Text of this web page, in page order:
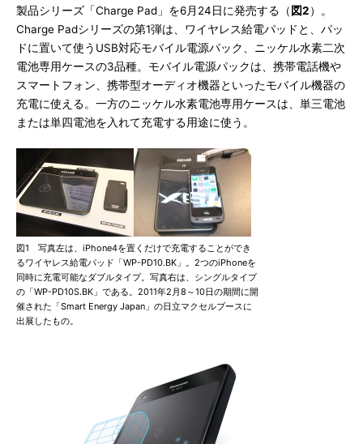
製品シリーズ「Charge Pad」を6月24日に発売する（ 図2）。
Charge Padシリーズの第1弾は、ワイヤレス給電パッドと、パッ
ドに置いて使うUSB対応モバイル電源パック、ニッケル水素二次
電池専用ケースの3品種。モバイル電源パックは、携帯電話機や
スマートフォン、携帯型オーディオ機器といったモバイル機器の
充電に使える。一方のニッケル水素電池専用ケースは、単三電池
または単四電池を入れて充電する用途に使う。
図1 写真左は、iPhone4を置くだけで充電することができ
るワイヤレス給電パッド「WP-PD10.BK」。2つのiPhoneを
同時に充電可能なダブルタイプ。写真右は、シングルタイプ
の「WP-PD10S.BK」である。2011年2月8～10日の期間に開
催された「Smart Energy Japan」の日立マクセルブースに
出展したもの。